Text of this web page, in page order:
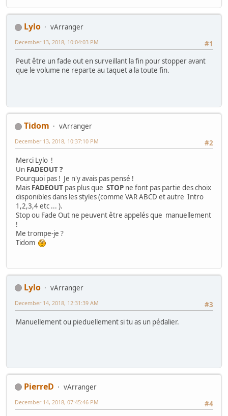
Lylo
vArranger
#1
December 13, 2018, 10:04:03 PM
Peut être un fade out en surveillant la fin pour stopper avant
que le volume ne reparte au taquet a la toute fin.
Tidom
vArranger
#2
December 13, 2018, 10:37:10 PM
Merci Lylo !
Un FADEOUT ?
Pourquoi pas ! Je n'y avais pas pensé !
Mais FADEOUT pas plus que STOP ne font pas partie des choix
disponibles dans les styles (comme VAR ABCD et autre Intro
1,2,3,4 etc ... ).
Stop ou Fade Out ne peuvent être appelés que manuellement
!
Me trompe-je ?
Tidom
Lylo
vArranger
#3
December 14, 2018, 12:31:39 AM
Manuellement ou pieduellement si tu as un pédalier.
PierreD
vArranger
#4
December 14, 2018, 07:45:46 PM